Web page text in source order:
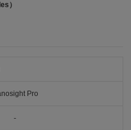
）
Pro
-